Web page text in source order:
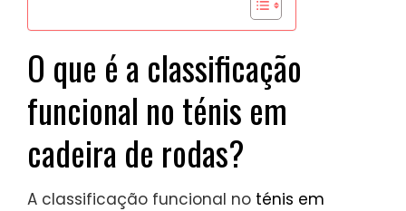
O que é a classificação
funcional no ténis em
cadeira de rodas?
A classificação funcional no ténis em